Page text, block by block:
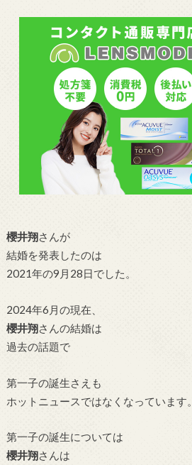
櫻井翔さんが
結婚を発表したのは
2021年の9月28日でした。
2024年6月の現在、
櫻井翔さんの結婚は
過去の話題で
第一子の誕生さえも
ホットニュースではなくなっています。
第一子の誕生については
櫻井翔さんは